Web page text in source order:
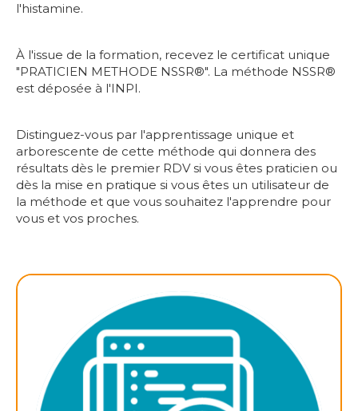
l'histamine.
À l'issue de la formation, recevez le certificat unique
"PRATICIEN METHODE NSSR®". La méthode NSSR®
est déposée à l'INPI.
Distinguez-vous par l'apprentissage unique et
arborescente de cette méthode qui donnera des
résultats dès le premier RDV si vous êtes praticien ou
dès la mise en pratique si vous êtes un utilisateur de
la méthode et que vous souhaitez l'apprendre pour
vous et vos proches.